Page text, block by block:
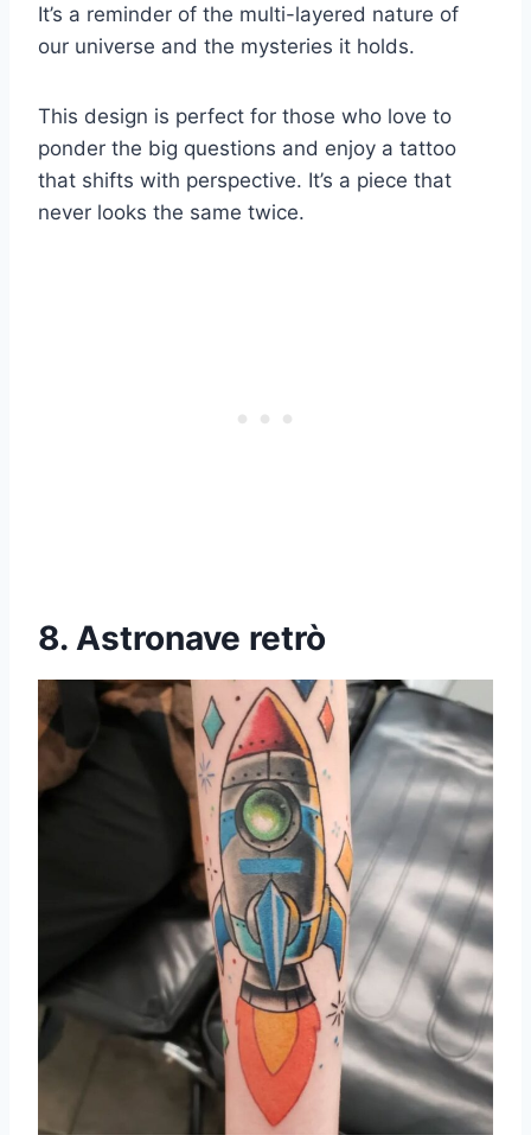
It’s a reminder of the multi-layered nature of
our universe and the mysteries it holds.
This design is perfect for those who love to
ponder the big questions and enjoy a tattoo
that shifts with perspective. It’s a piece that
never looks the same twice.
8. Astronave retrò